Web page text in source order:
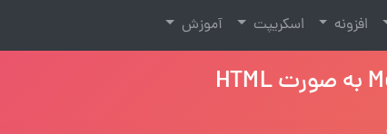
افزونه اسکریپت آموزش